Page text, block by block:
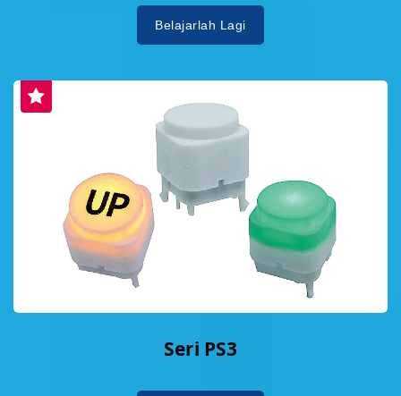
Belajarlah Lagi
Seri PS3